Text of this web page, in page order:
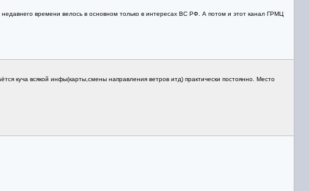
времени велось в основном только в интересах ВС РФ. А потом и этот канал ГРМЦ
куча всякой инфы(карты,смены направления ветров итд) практически постоянно. Место